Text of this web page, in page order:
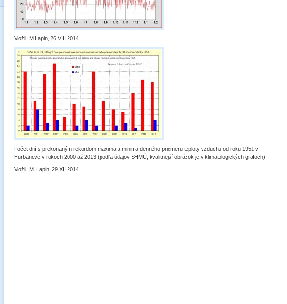
Vložil: M.Lapin, 26.VIII.2014
Počet dní s prekonaným rekordom maxima a minima denného priemeru teploty vzduchu od roku 1951 v
Hurbanove v rokoch 2000 až 2013 (podľa údajov SHMÚ, kvalitnejší obrázok je v klimatologických grafoch)
Vložil: M. Lapin, 29.XII.2014